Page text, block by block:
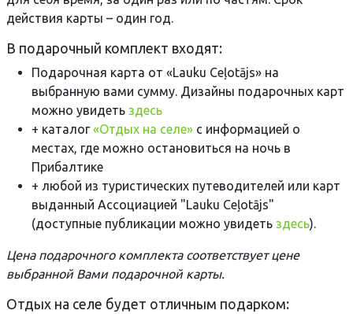
действия карты – один год.
В подарочный комплект входят:
Подарочная карта от «Lauku Ceļotājs» на
выбранную вами сумму. Дизайны подарочных карт
можно увидеть здесь
+ каталог«Отдых на селе» с информацией о
местах, где можно остановиться на ночь в
Прибалтике
+ любой из туристических путеводителей или карт
выданный Ассоциацией "Lauku Ceļotājs"
(доступные публикации можно увидеть здесь).
Цена подарочного комплекта соответствует цене
выбранной Вами подарочной карты.
Отдых на селе будет отличным подарком: